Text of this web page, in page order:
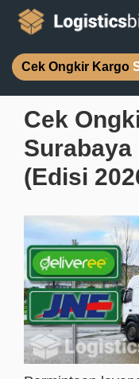
Cek Ongkir Kargo
Cek
(Edisi